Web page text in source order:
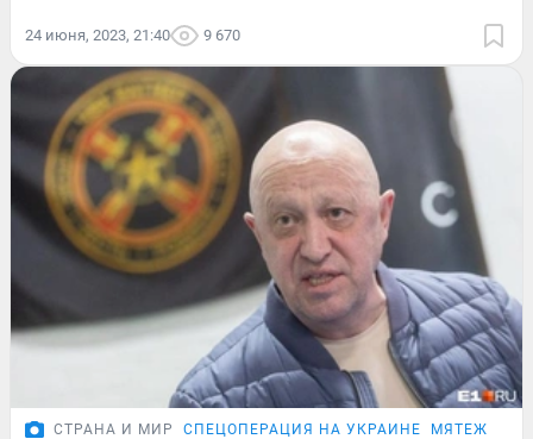
24 июня, 2023, 21:40 9 670
СТРАНА И МИР СПЕЦОПЕРАЦИЯ НА УКРАИНЕ МЯТЕЖ